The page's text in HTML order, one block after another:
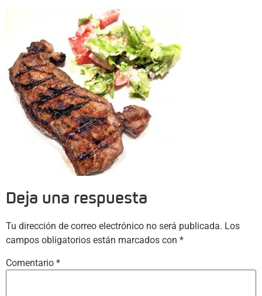
Deja una respuesta
Tu dirección de correo electrónico no será publicada. Los
campos obligatorios están marcados con *
Comentario *